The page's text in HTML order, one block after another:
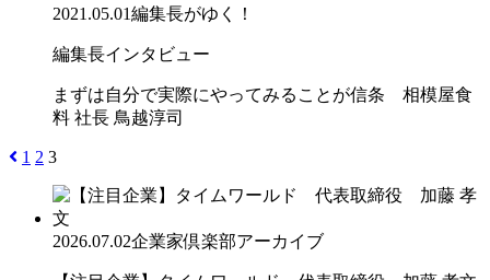
2021.05.01編集長がゆく！
編集長インタビュー
まずは自分で実際にやってみることが信条 相模屋食
料 社長 鳥越淳司
1 2 3
2026.07.02企業家倶楽部アーカイブ